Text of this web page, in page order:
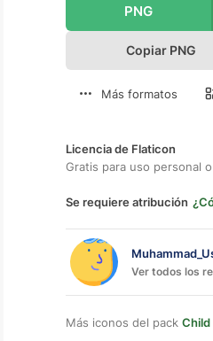
PNG
Copiar PNG
Más formatos
Licencia de Flaticon
Gratis para uso personal
Se requiere atribución
Ver todos los
Más iconos del pack Child